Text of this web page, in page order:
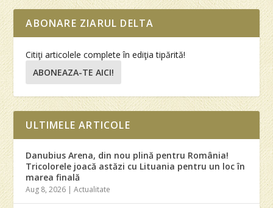
ABONARE ZIARUL DELTA
Citiţi articolele complete în ediţia tipărită!
ABONEAZA-TE AICI!
ULTIMELE ARTICOLE
Danubius Arena, din nou plină pentru România!
Tricolorele joacă astăzi cu Lituania pentru un loc în
marea finală
Aug 8, 2026 |Actualitate